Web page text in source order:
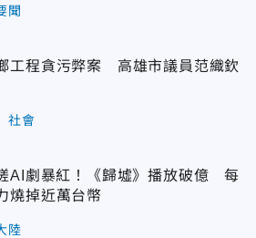
聞
工程貪污弊案 高雄市議員范織欽
社會
AI劇暴紅！《歸墟》播放破億 每
燒掉近萬台幣
陸